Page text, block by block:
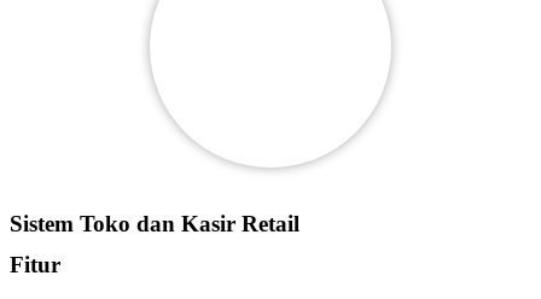
Sistem Toko dan Kasir Retail
Fitur